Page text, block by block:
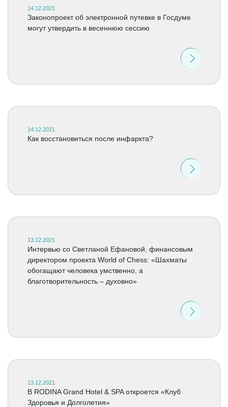
14.12.2021
Законопроект об электронной путевке в Госдуме
могут утвердить в весеннюю сессию
14.12.2021
Как восстановиться после инфаркта?
13.12.2021
Интервью со Светланой Ефановой, финансовым
директором проекта World of Chess: «Шахматы
обогащают человека умственно, а
благотворительность – духовно»
13.12.2021
В RODINA Grand Hotel & SPA откроется «Клуб
Здоровья и Долголетия»